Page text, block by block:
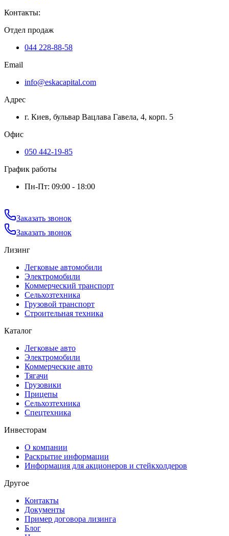
Контакты:
Отдел продаж
044 228-88-58
Email
info@eskacapital.com
Адрес
г. Киев, бульвар Вацлава Гавела, 4, корп. 5
Офис
050 442-19-85
График работы
Пн-Пт: 09:00 - 18:00
Заказать звонок
Заказать звонок
Лизинг
Легковые автомобили
Электромобили
Коммерческий транспорт
Сельхозтехника
Грузовой транспорт
Строительная техника
Каталог
Легковые авто
Электромобили
Коммерческие авто
Тягачи
Грузовики
Прицепы
Сельхозтехника
Спецтехника
Инвесторам
О компании
Раскрытие информации
Информация для акционеров и стейкхолдеров
Другое
Контакты
Документы
Пример договора лизинга
Блог